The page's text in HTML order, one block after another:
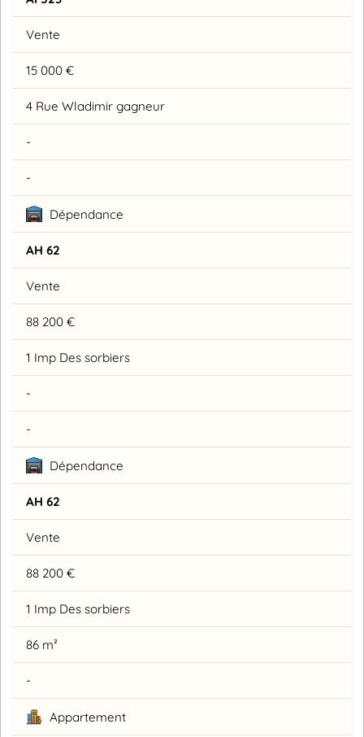
Vente
15 000 €
4 Rue Wladimir gagneur
-
-
Dépendance
AH 62
Vente
88 200 €
1 Imp Des sorbiers
-
-
Dépendance
AH 62
Vente
88 200 €
1 Imp Des sorbiers
86 m²
-
Appartement